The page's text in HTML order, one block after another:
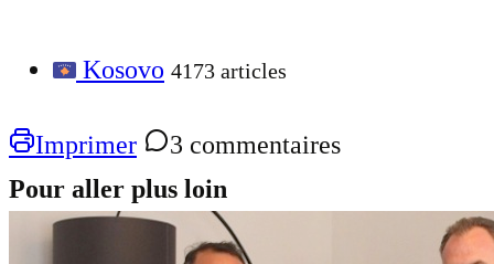
Kosovo 4173 articles
Imprimer
3 commentaires
Pour aller plus loin